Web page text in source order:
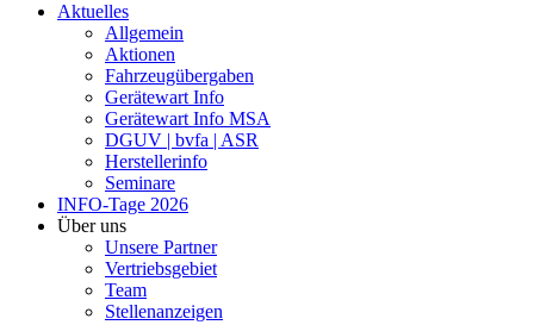
Aktuelles
Allgemein
Aktionen
Fahrzeugübergaben
Gerätewart Info
Gerätewart Info MSA
DGUV | bvfa | ASR
Herstellerinfo
Seminare
INFO-Tage 2026
Über uns
Unsere Partner
Vertriebsgebiet
Team
Stellenanzeigen